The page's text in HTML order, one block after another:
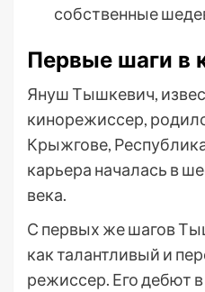
собственные
Первые шаги в
Януш Тышкевич,
кинорежиссер,
Крыжгове,
карьера началась в
века.
С первых же шагов
как талантливый и
режиссер. Его дебют